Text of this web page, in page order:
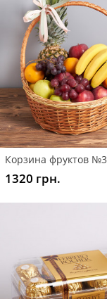
Корзина фруктов №3
1320 грн.